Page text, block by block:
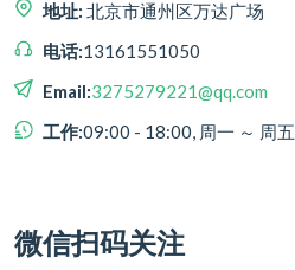
地址: 北京市通州区万达广场
电话:13161551050
Email:3275279221@qq.com
工作:09:00 - 18:00, 周一 ～ 周五
微信扫码关注